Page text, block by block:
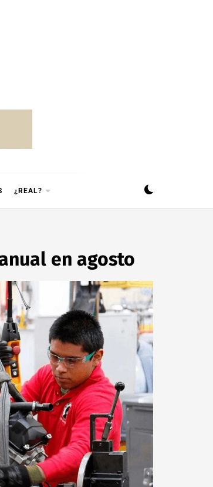
¿REAL?
en agosto